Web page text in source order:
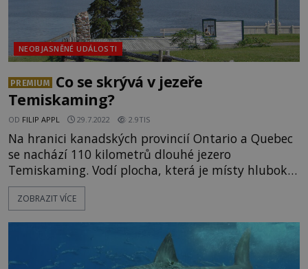
NEOBJASNĚNÉ UDÁLOSTI
PREMIUM
Co se skrývá v jezeře
Temiskaming?
OD FILIP APPL 29.7.2022 2.9TIS
Na hranici kanadských provincií Ontario a Quebec
se nachází 110 kilometrů dlouhé jezero
Temiskaming. Vodí plocha, která je místy hluboká
přes 200 metrů, není jen oblíbeným cílem rybářů,
ale i lákavou destinací pro lovce záhad. Čeká na ně
desítek minut odráží jen s
ZOBRAZIT VÍCE